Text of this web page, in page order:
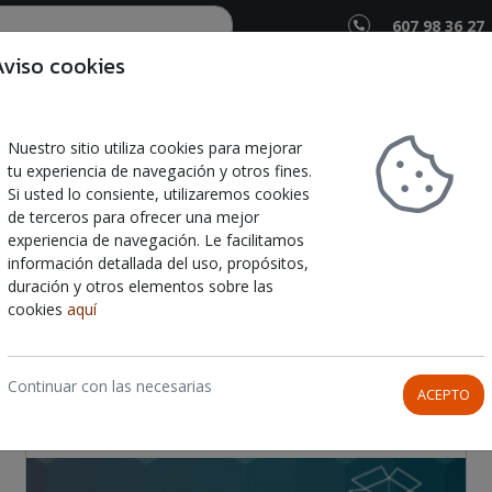
607 98 36 27
AL CLIENTE DE MTA
SEGUIMIENTO
cookies
Nuestro sitio utiliza cookies para mejorar
tu experiencia de navegación y otros fines.
Si usted lo consiente, utilizaremos cookies
de terceros para ofrecer una mejor
experiencia de navegación. Le facilitamos
información detallada del uso, propósitos,
duración y otros elementos sobre las
cookies aquí
Continuar con las necesarias ACEPTO